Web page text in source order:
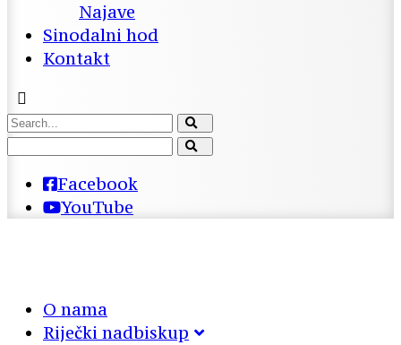
Najave
Sinodalni hod
Kontakt
Facebook
YouTube
O nama
Riječki nadbiskup